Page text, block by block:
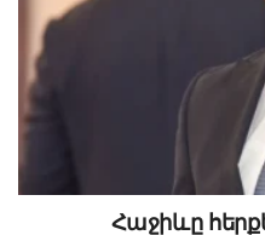
Հաջիևը